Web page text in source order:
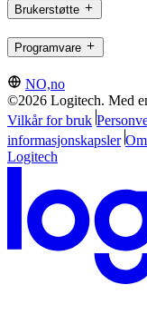
Brukerstøtte
Programvare
NO,no
©2026 Logitech. Med
Vilkår for bruk
informasjonskapsler
Logitech